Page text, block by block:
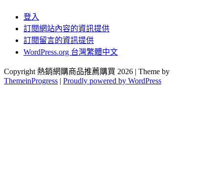
登入
訂閱網站內容的資訊提供
訂閱留言的資訊提供
WordPress.org 台灣繁體中文
Copyright 熱銷網購商品推薦購買 2026 | Theme by
ThemeinProgress | Proudly powered by WordPress